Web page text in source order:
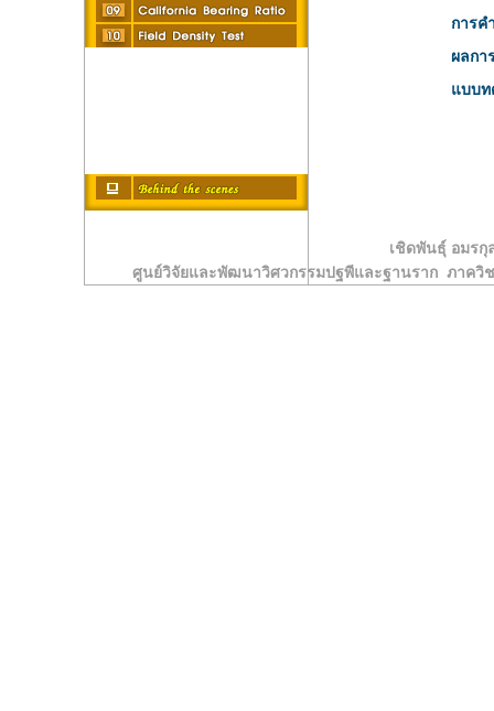
การค
ผลกา
แบบท
เชิดพันธุ์ อมร
ศูนย์วิจัยและพัฒนาวิศวกรรมปฐพีและฐานราก ภาค